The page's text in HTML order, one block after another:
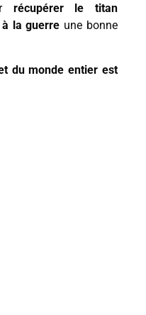
récupérer le titan
la guerre une bonne
du monde entier est